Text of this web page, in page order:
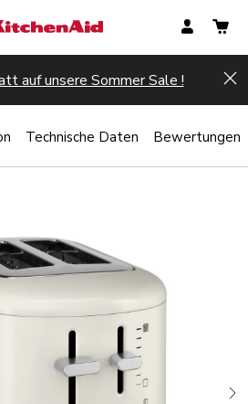
auf unsere Sommer Sale !
Technische Daten Bewertungen